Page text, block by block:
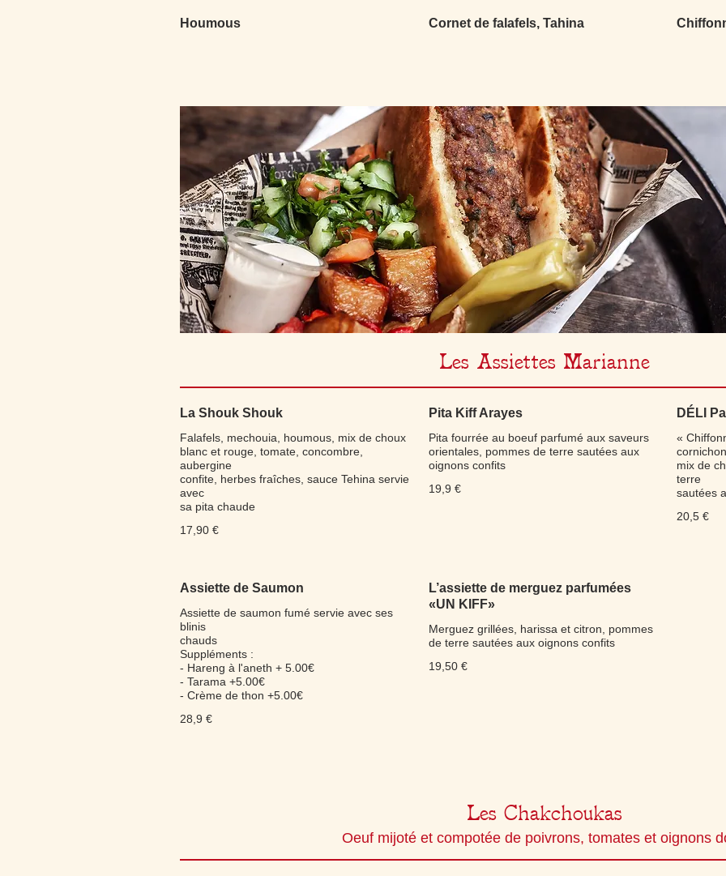
Houmous Cornet de falafels, Tahina
Les Assiettes Marianne
La Shouk Shouk
Falafels, mechouia, houmous, mix de choux
blanc et rouge, tomate, concombre,
aubergine
confite, herbes fraîches, sauce Tehina servie
avec
sa pita chaude
17,90 €
Pita Kiff Arayes
Pita fourrée au boeuf parfumé aux saveurs
orientales, pommes de terre sautées aux
oignons confits
19,9 €
DÉLI
«
mix de
terre
sautées
20,5 €
Assiette de Saumon
Assiette de saumon fumé servie avec ses
blinis
chauds
Suppléments :
- Hareng à l'aneth + 5.00€
- Tarama +5.00€
- Crème de thon +5.00€
28,9 €
L’assiette de merguez parfumées
«UN KIFF»
Merguez grillées, harissa et citron, pommes
de terre sautées aux oignons confits
19,50 €
Les Chakchoukas
Oeuf mijoté et compotée de poivrons, tomates et oignons